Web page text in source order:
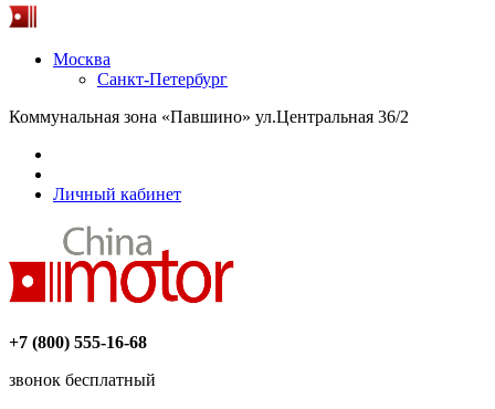
Москва
Санкт-Петербург
Коммунальная зона «Павшино» ул.Центральная 36/2
Личный кабинет
+7 (800) 555-16-68
звонок бесплатный